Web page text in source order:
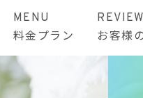
MENU
料金プラン
REVIEW
お客様